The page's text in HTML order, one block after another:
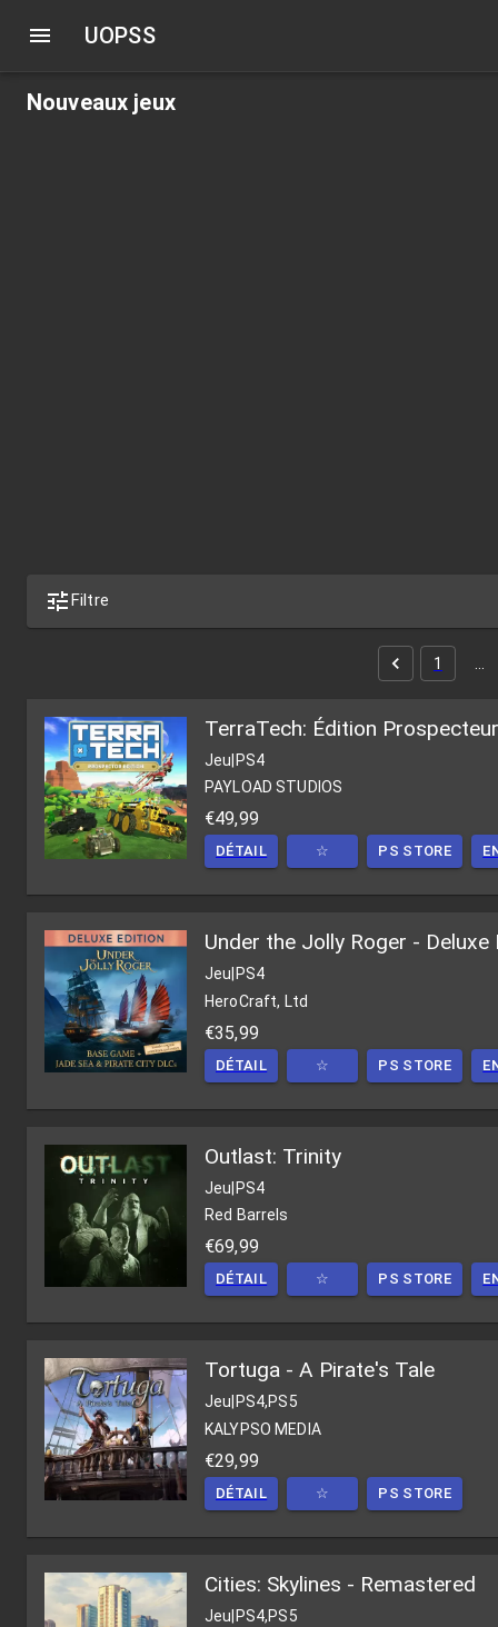
UOPSS
Nouveaux jeux
Filtre
1
TerraTech: Édition Prospecteur
Jeu|PS4
PAYLOAD STUDIOS
€49,99
DÉTAIL ☆ PS STORE
Under the Jolly Roger - Deluxe
Jeu PS4
HeroCraft, Ltd
€35,99
DÉTAIL ☆ PS STORE
Outlast: Trinity
Jeu|PS4
Red Barrels
€69,99
DÉTAIL ☆ PS STORE
Tortuga - A Pirate's Tale
Jeu PS4,PS5
KALYPSO MEDIA
€29,99
DÉTAIL ☆ PS STORE
Cities: Skylines - Remastered
Jeu|PS4,PS5